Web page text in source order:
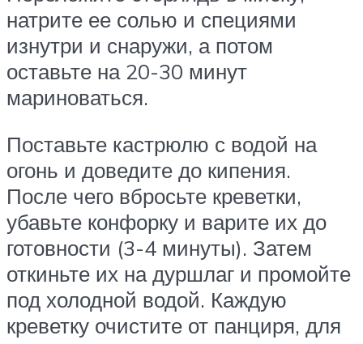
натрите ее солью и специями
изнутри и снаружи, а потом
оставьте на 20-30 минут
мариноваться.
Поставьте кастрюлю с водой на
огонь и доведите до кипения.
После чего вбросьте креветки,
убавьте конфорку и варите их до
готовности (3-4 минуты). Затем
откиньте их на дуршлаг и промойте
под холодной водой. Каждую
креветку очистите от панциря, для